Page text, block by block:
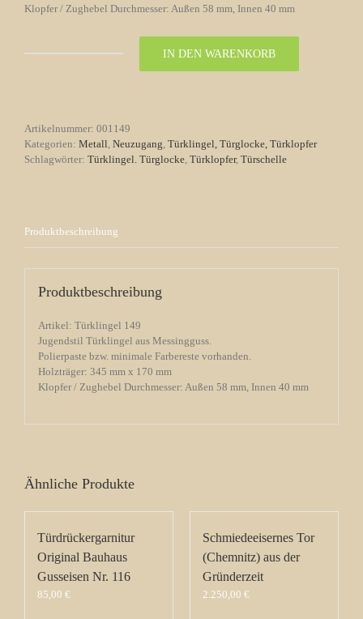
Klopfer / Zughebel Durchmesser: Außen 58 mm, Innen 40 mm
IN DEN WARENKORB
Artikelnummer: 001149
Kategorien: Metall Neuzugang Türklingel, Türglocke, Türklopfer
Schlagwörter: Türklingel. Türglocke Türklopfer, Türschelle
Produktbeschreibung
Produktbeschreibung
Artikel: Türklingel 149
Jugendstil Türklingel aus Messingguss.
Polierpaste bzw. minimale Farbereste vorhanden.
Holzträger: 345 mm x 170 mm
Klopfer / Zughebel Durchmesser: Außen 58 mm, Innen 40 mm
Ähnliche Produkte
Türdrückergarnitur
Original Bauhaus
Gusseisen Nr. 116
85,00 €
Schmiedeeisernes Tor
(Chemnitz) aus der
Gründerzeit
2.250,00 €